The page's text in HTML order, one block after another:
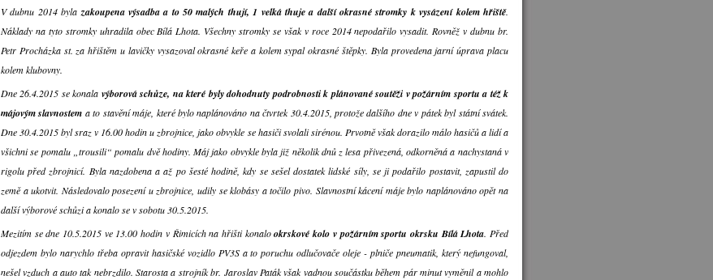
V dubnu 2014 byla zakoupena výsadba a to 50 malých thují, 1 velká thuje a další okrasné stromky k vysázení kolem hřiště.
Náklady na tyto stromky uhradila obec Bílá Lhota. Všechny stromky se však v roce 2014 nepodařilo vysadit. Rovněž v dubnu br.
Petr Procházka st. za hřištěm u lavičky vysazoval okrasné keře a kolem sypal okrasné štěpky. Byla provedena jarní úprava placu
kolem klubovny.
Dne 26.4.2015 se konala výborová schůze, na které byly dohodnuty podrobnosti k plánované soutěži v požárním sportu a též k
májovým slavnostem a to stavění máje, které bylo naplánováno na čtvrtek 30.4.2015, protože dalšího dne v pátek byl státní svátek.
Dne 30.4.2015 byl sraz v 16.00 hodin u zbrojnice, jako obvykle se hasiči svolali sirénou. Prvotně však dorazilo málo hasičů a lidí a
všichni se pomalu „trousili“ pomalu dvě hodiny. Máj jako obvykle byla již několik dnů z lesa přivezená, odkorněná a nachystaná v
rigolu před zbrojnicí. Byla nazdobena a až po šesté hodině, kdy se sešel dostatek lidské síly, se ji podařilo postavit, zapustil do
země a ukotvit. Následovalo posezení u zbrojnice, udily se klobásy a točilo pivo. Slavnostní kácení máje bylo naplánováno opět na
další výborové schůzi a konalo se v sobotu 30.5.2015.
Mezitím se dne 10.5.2015 ve 13.00 hodin v Řimicích na hřišti konalookrskové kolo v požárním sportu okrsku Bílá Lhota. Před
odjezdem bylo narychlo třeba opravit hasičské vozidlo PV3S a to poruchu odlučovače oleje - plniče pneumatik, který nefungoval,
nešel vzduch a auto tak nebrzdilo. Starosta a strojník br. Jaroslav Paták však vadnou součástku během pár minut vyměnil a mohlo